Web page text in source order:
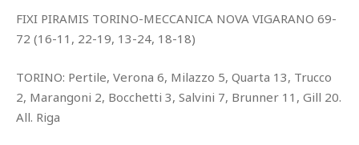
FIXI PIRAMIS TORINO-MECCANICA NOVA VIGARANO 69-
72 (16-11, 22-19, 13-24, 18-18)
TORINO: Pertile, Verona 6, Milazzo 5, Quarta 13, Trucco
2, Marangoni 2, Bocchetti 3, Salvini 7, Brunner 11, Gill 20.
All. Riga